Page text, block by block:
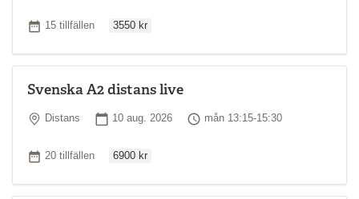
Antal tillfällen
15 tillfällen 3550 kr
Svenska A2 distans live
Plats
Distans Startdatum
10 aug. 2026 Tid
mån 13:15-15:30
Antal tillfällen
20 tillfällen 6900 kr